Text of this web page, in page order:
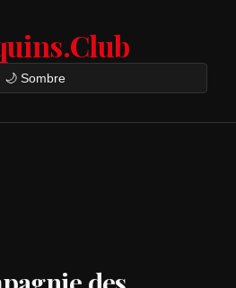
🌙 Sombre